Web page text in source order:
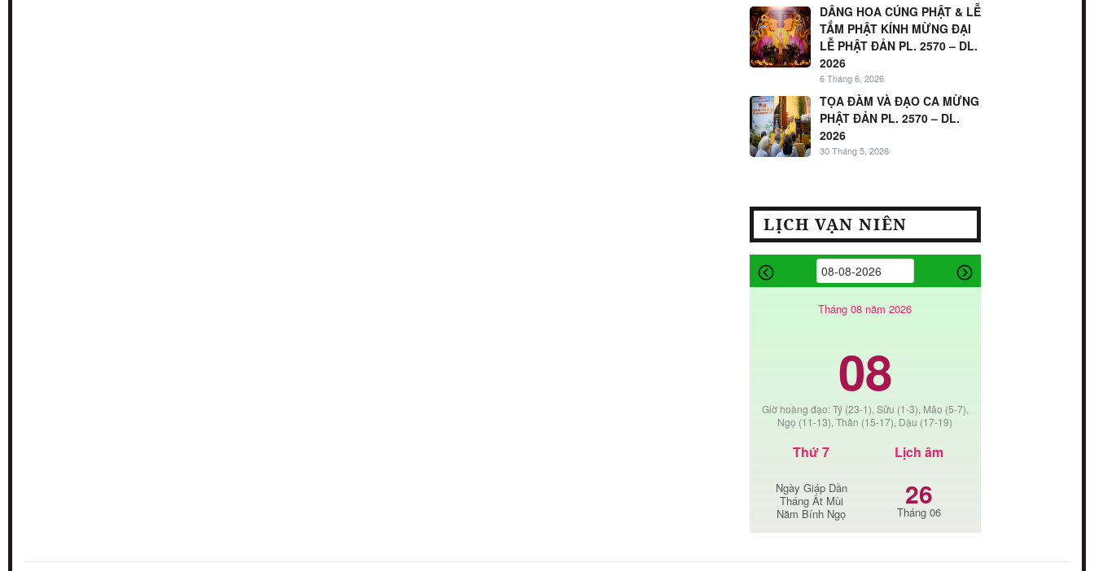
DÂNG HOA CÚNG PHẬT & LỄ
TẮM PHẬT KÍNH MỪNG ĐẠI
LỄ PHẬT ĐẢN PL. 2570 – DL.
2026
6 Tháng 6, 2026
TỌA ĐÀM VÀ ĐẠO CA MỪNG
PHẬT ĐẢN PL. 2570 – DL.
2026
30 Tháng 5, 2026
LỊCH VẠN NIÊN
Tháng 08 năm 2026
08
Giờ hoàng đạo: Tý (23-1), Sửu (1-3), Mão (5-7),
Ngọ (11-13), Thân (15-17), Dậu (17-19)
Thứ 7
Ngày Giáp Dần
Tháng Ất Mùi
Năm Bính Ngọ
Lịch âm
26
Tháng 06